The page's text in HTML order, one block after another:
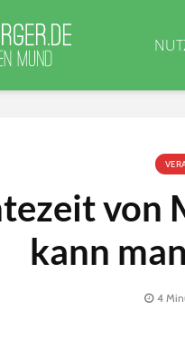
von
kann
4